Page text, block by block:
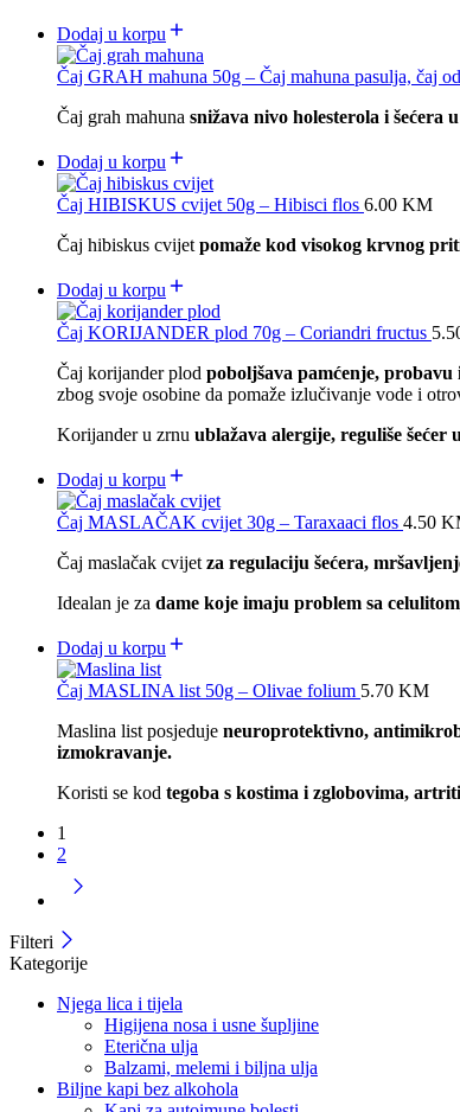
Dodaj u korpu
Čaj GRAH mahuna 50g – Čaj mahuna pasulja, čaj
Čaj grah mahuna snižava nivo holesterola i
Dodaj u korpu
Čaj HIBISKUS cvijet 50g – Hibisci flos 6.00 KM
Čaj hibiskus cvijet pomaže kod visokog krvnog
Dodaj u korpu
Čaj KORIJANDER plod 70g – Coriandri fructus
Čaj korijander plod poboljšava pamćenje,
zbog svoje osobine da pomaže izlučivanje vode i
Korijander u zrnu ublažava alergije, reguliše
Dodaj u korpu
Čaj MASLAČAK cvijet 30g – Taraxaaci flos 4.50
Čaj maslačak cvijet za regulaciju šećera,
Idealan je za dame koje imaju problem sa
Dodaj u korpu
Čaj MASLINA list 50g – Olivae folium 5.70 KM
Maslina list posjeduje neuroprotektivno,
izmokravanje.
Koristi se kod tegoba s kostima i zglobovima,
1
2
Filteri
Kategorije
Njega lica i tijela
Higijena nosa i usne šupljine
Eterična ulja
Balzami, melemi i biljna ulja
Biljne kapi bez alkohola